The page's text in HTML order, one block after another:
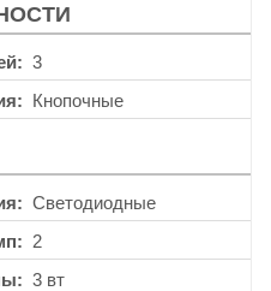
3
Кнопочные
Светодиодные
2
3 вт